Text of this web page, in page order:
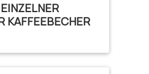
KAFFEEBECHER
von 0 von 5 Sternen